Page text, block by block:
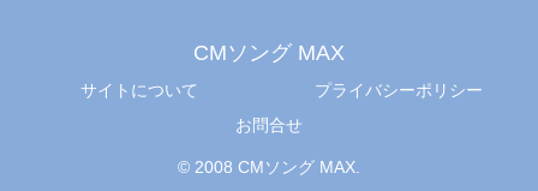
CMソング MAX
サイトについて
プライバシーポリシー
お問合せ
© 2008 CMソング MAX.